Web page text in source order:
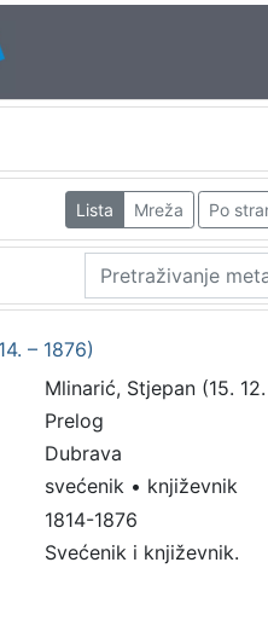
Lista Mreža Po
– 1876)
Mlinarić, Stjepan (15. 12.
Prelog
Dubrava
svećenik • književnik
1814-1876
Svećenik i književnik.